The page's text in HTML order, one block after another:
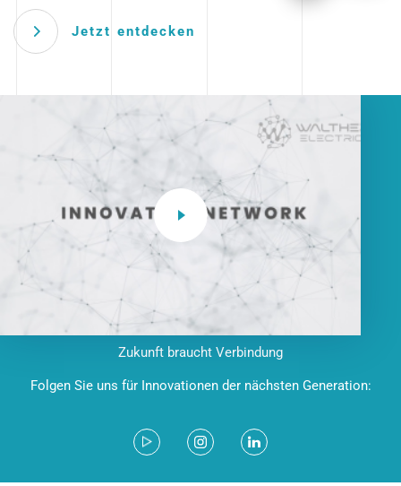
Jetzt entdecken
Zukunft braucht Verbindung
Folgen Sie uns für Innovationen der nächsten Generation: